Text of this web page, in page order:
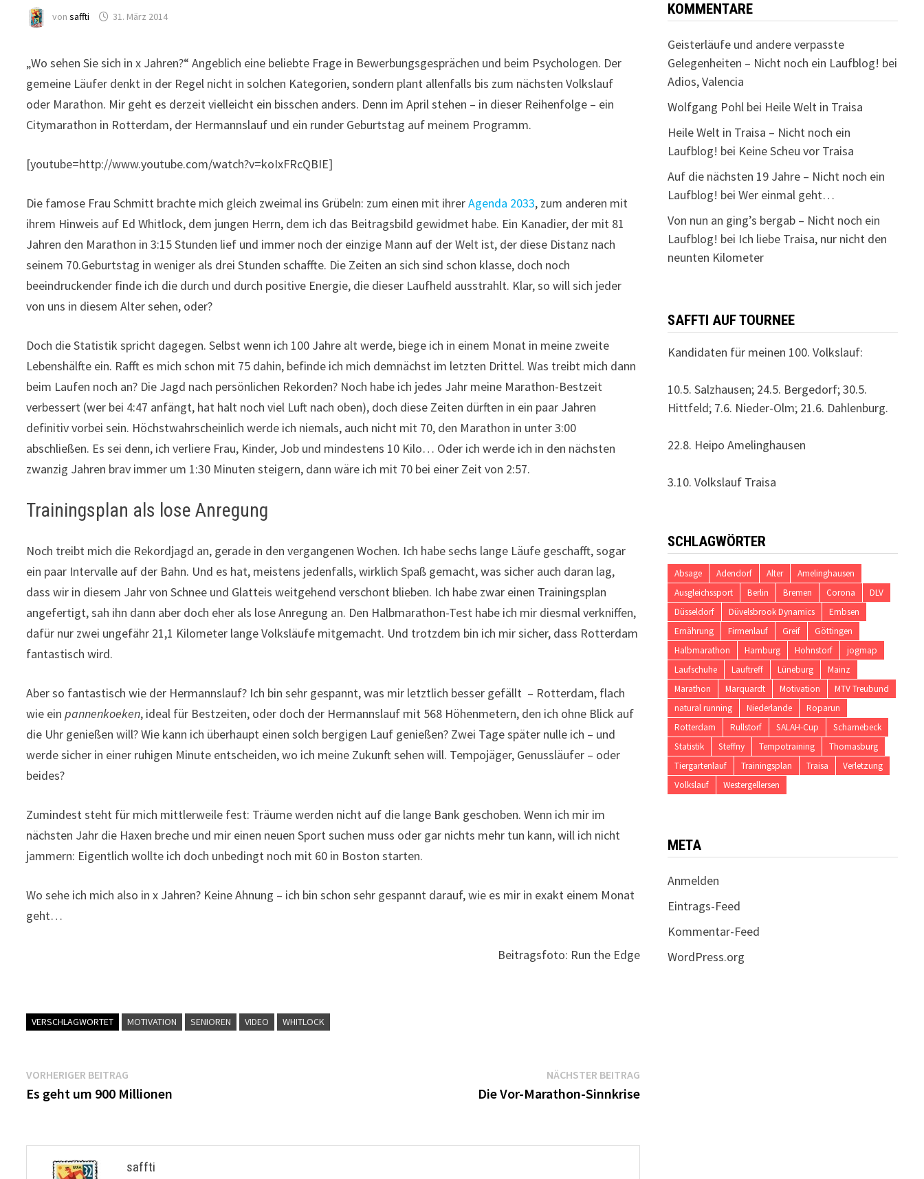
vonsaffti 31. März 2014
„Wo sehen Sie sich in x Jahren?“ Angeblich eine beliebte Frage in Bewerbungsgesprächen und beim Psychologen. Der
gemeine Läufer denkt in der Regel nicht in solchen Kategorien, sondern plant allenfalls bis zum nächsten Volkslauf
oder Marathon. Mir geht es derzeit vielleicht ein bisschen anders. Denn im April stehen – in dieser Reihenfolge – ein
Citymarathon in Rotterdam, der Hermannslauf und ein runder Geburtstag auf meinem Programm.
[youtube=http://www.youtube.com/watch?v=koIxFRcQBIE]
Die famose Frau Schmitt brachte mich gleich zweimal ins Grübeln: zum einen mit ihrerAgenda 2033, zum anderen mit
ihrem Hinweis auf Ed Whitlock, dem jungen Herrn, dem ich das Beitragsbild gewidmet habe. Ein Kanadier, der mit 81
Jahren den Marathon in 3:15 Stunden lief und immer noch der einzige Mann auf der Welt ist, der diese Distanz nach
seinem 70.Geburtstag in weniger als drei Stunden schaffte. Die Zeiten an sich sind schon klasse, doch noch
beeindruckender finde ich die durch und durch positive Energie, die dieser Laufheld ausstrahlt. Klar, so will sich jeder
von uns in diesem Alter sehen, oder?
Doch die Statistik spricht dagegen. Selbst wenn ich 100 Jahre alt werde, biege ich in einem Monat in meine zweite
Lebenshälfte ein. Rafft es mich schon mit 75 dahin, befinde ich mich demnächst im letzten Drittel. Was treibt mich dann
beim Laufen noch an? Die Jagd nach persönlichen Rekorden? Noch habe ich jedes Jahr meine Marathon-Bestzeit
verbessert (wer bei 4:47 anfängt, hat halt noch viel Luft nach oben), doch diese Zeiten dürften in ein paar Jahren
definitiv vorbei sein. Höchstwahrscheinlich werde ich niemals, auch nicht mit 70, den Marathon in unter 3:00
abschließen. Es sei denn, ich verliere Frau, Kinder, Job und mindestens 10 Kilo… Oder ich werde ich in den nächsten
zwanzig Jahren brav immer um 1:30 Minuten steigern, dann wäre ich mit 70 bei einer Zeit von 2:57.
Trainingsplan als lose Anregung
Noch treibt mich die Rekordjagd an, gerade in den vergangenen Wochen. Ich habe sechs lange Läufe geschafft, sogar
ein paar Intervalle auf der Bahn. Und es hat, meistens jedenfalls, wirklich Spaß gemacht, was sicher auch daran lag,
dass wir in diesem Jahr von Schnee und Glatteis weitgehend verschont blieben. Ich habe zwar einen Trainingsplan
angefertigt, sah ihn dann aber doch eher als lose Anregung an. Den Halbmarathon-Test habe ich mir diesmal verkniffen,
dafür nur zwei ungefähr 21,1 Kilometer lange Volksläufe mitgemacht. Und trotzdem bin ich mir sicher, dass Rotterdam
fantastisch wird.
Aber so fantastisch wie der Hermannslauf? Ich bin sehr gespannt, was mir letztlich besser gefällt – Rotterdam, flach
wie einpannenkoeken, ideal für Bestzeiten, oder doch der Hermannslauf mit 568 Höhenmetern, den ich ohne Blick auf
die Uhr genießen will? Wie kann ich überhaupt einen solch bergigen Lauf genießen? Zwei Tage später nulle ich – und
werde sicher in einer ruhigen Minute entscheiden, wo ich meine Zukunft sehen will. Tempojäger, Genussläufer – oder
beides?
Zumindest steht für mich mittlerweile fest: Träume werden nicht auf die lange Bank geschoben. Wenn ich mir im
nächsten Jahr die Haxen breche und mir einen neuen Sport suchen muss oder gar nichts mehr tun kann, will ich nicht
jammern: Eigentlich wollte ich doch unbedingt noch mit 60 in Boston starten.
Wo sehe ich mich also in x Jahren? Keine Ahnung – ich bin schon sehr gespannt darauf, wie es mir in exakt einem Monat
geht…
Beitragsfoto: Run the Edge
VERSCHLAGWORTET MOTIVATION SENIOREN VIDEO WHITLOCK
Beitragsnavigation
VORHERIGER BEITRAG
Beitrag:
Es geht um 900 Millionen
NÄCHSTER BEITRAGNächster
Beitrag:
Die Vor-Marathon-Sinnkrise
saffti
KOMMENTARE
Geisterläufe und andere verpasste
Gelegenheiten – Nicht noch ein Laufblog! bei
Adios, Valencia
Wolfgang Pohlbei Heile Welt in Traisa
Heile Welt in Traisa – Nicht noch ein
Laufblog! bei Keine Scheu vor Traisa
Auf die nächsten 19 Jahre – Nicht noch ein
Laufblog! bei Wer einmal geht…
Von nun an ging’s bergab – Nicht noch ein
Laufblog! bei Ich liebe Traisa, nur nicht den
neunten Kilometer
SAFFTI AUF TOURNEE
Kandidaten für meinen 100. Volkslauf:
10.5. Salzhausen; 24.5. Bergedorf; 30.5.
Hittfeld; 7.6. Nieder-Olm; 21.6. Dahlenburg.
22.8. Heipo Amelinghausen
3.10. Volkslauf Traisa
SCHLAGWÖRTER
Absage Adendorf Alter
Amelinghausen
Ausgleichssport
Berlin Bremen Corona
DLV
Düsseldorf
Düvelsbrook Dynamics
Embsen
Ernährung
Firmenlauf Greif
Göttingen
Halbmarathon
Hamburg Hohnstorf
jogmap
Laufschuhe
Lauftreff Lüneburg
Mainz
Marathon
Marquardt Motivation
MTV Treubund
natural running
Niederlande
Roparun
Rotterdam
Rullstorf SALAH-Cup
Scharnebeck
Statistik
Steffny Tempotraining
Thomasburg
Tiergartenlauf
Trainingsplan Traisa
Verletzung
Volkslauf
Westergellersen
META
Anmelden
Eintrags-Feed
Kommentar-Feed
WordPress.org